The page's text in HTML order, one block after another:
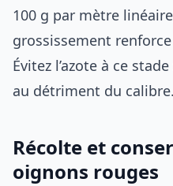
100 g par mètre
grossissement
Évitez l’azote à ce
au détriment du calibre.
Récolte et
oignons rouges